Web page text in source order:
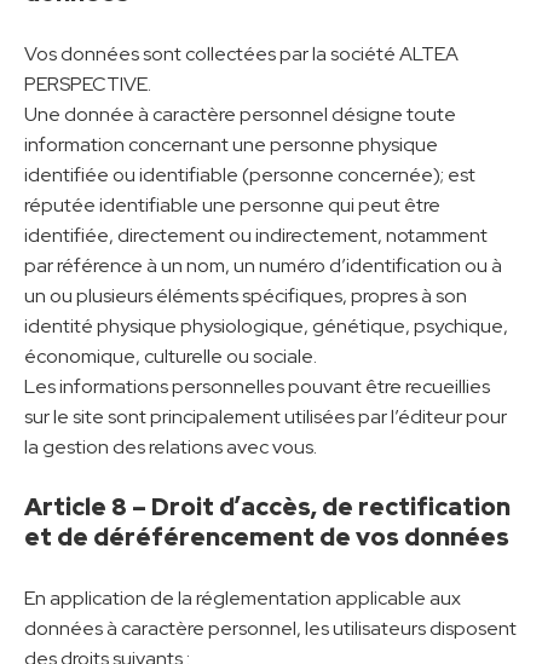
Vos données sont collectées par la société ALTEA
PERSPECTIVE.
Une donnée à caractère personnel désigne toute
information concernant une personne physique
identifiée ou identifiable (personne concernée); est
réputée identifiable une personne qui peut être
identifiée, directement ou indirectement, notamment
par référence à un nom, un numéro d’identification ou à
un ou plusieurs éléments spécifiques, propres à son
identité physique physiologique, génétique, psychique,
économique, culturelle ou sociale.
Les informations personnelles pouvant être recueillies
sur le site sont principalement utilisées par l’éditeur pour
la gestion des relations avec vous.
Article 8 – Droit d’accès, de rectification
et de déréférencement de vos données
En application de la réglementation applicable aux
données à caractère personnel, les utilisateurs disposent
des droits suivants :